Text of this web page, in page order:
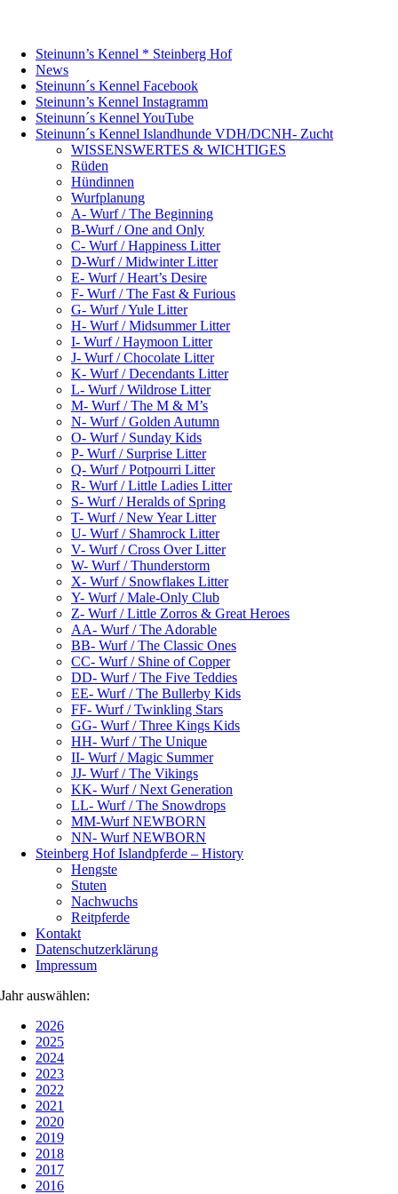
Steinunn’s Kennel * Steinberg Hof
News
Steinunn´s Kennel Facebook
Steinunn’s Kennel Instagramm
Steinunn´s Kennel YouTube
Steinunn´s Kennel Islandhunde VDH/DCNH- Zucht
WISSENSWERTES & WICHTIGES
Rüden
Hündinnen
Wurfplanung
A- Wurf / The Beginning
B-Wurf / One and Only
C- Wurf / Happiness Litter
D-Wurf / Midwinter Litter
E- Wurf / Heart’s Desire
F- Wurf / The Fast & Furious
G- Wurf / Yule Litter
H- Wurf / Midsummer Litter
I- Wurf / Haymoon Litter
J- Wurf / Chocolate Litter
K- Wurf / Decendants Litter
L- Wurf / Wildrose Litter
M- Wurf / The M & M’s
N- Wurf / Golden Autumn
O- Wurf / Sunday Kids
P- Wurf / Surprise Litter
Q- Wurf / Potpourri Litter
R- Wurf / Little Ladies Litter
S- Wurf / Heralds of Spring
T- Wurf / New Year Litter
U- Wurf / Shamrock Litter
V- Wurf / Cross Over Litter
W- Wurf / Thunderstorm
X- Wurf / Snowflakes Litter
Y- Wurf / Male-Only Club
Z- Wurf / Little Zorros & Great Heroes
AA- Wurf / The Adorable
BB- Wurf / The Classic Ones
CC- Wurf / Shine of Copper
DD- Wurf / The Five Teddies
EE- Wurf / The Bullerby Kids
FF- Wurf / Twinkling Stars
GG- Wurf / Three Kings Kids
HH- Wurf / The Unique
II- Wurf / Magic Summer
JJ- Wurf / The Vikings
KK- Wurf / Next Generation
LL- Wurf / The Snowdrops
MM-Wurf NEWBORN
NN- Wurf NEWBORN
Steinberg Hof Islandpferde – History
Hengste
Stuten
Nachwuchs
Reitpferde
Kontakt
Datenschutzerklärung
Impressum
Jahr auswählen:
2026
2025
2024
2023
2022
2021
2020
2019
2018
2017
2016